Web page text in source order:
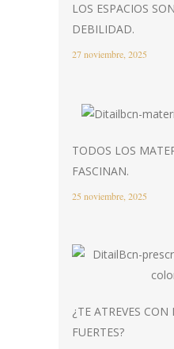
LOS ESPACIOS
DEBILIDAD.
27 noviembre, 2025
TODOS LOS
FASCINAN.
25 noviembre, 2025
¿TE ATREVES CON
FUERTES?